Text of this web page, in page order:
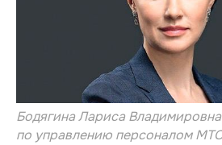
Бодягина Лариса
по управлению персоналом МТС